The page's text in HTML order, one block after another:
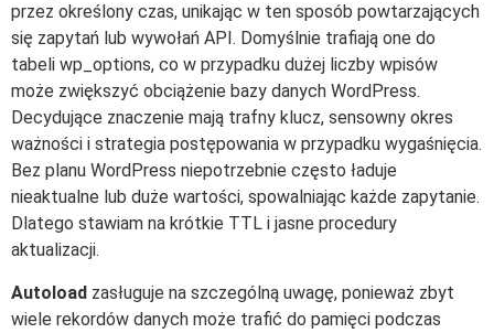
przez określony czas, unikając w ten sposób powtarzających
się zapytań lub wywołań API. Domyślnie trafiają one do
tabeli wp_options, co w przypadku dużej liczby wpisów
może zwiększyć obciążenie bazy danych WordPress.
Decydujące znaczenie mają trafny klucz, sensowny okres
ważności i strategia postępowania w przypadku wygaśnięcia.
Bez planu WordPress niepotrzebnie często ładuje
nieaktualne lub duże wartości, spowalniając każde zapytanie.
Dlatego stawiam na krótkie TTL i jasne procedury
aktualizacji.
Autoload zasługuje na szczególną uwagę, ponieważ zbyt
wiele rekordów danych może trafić do pamięci podczas